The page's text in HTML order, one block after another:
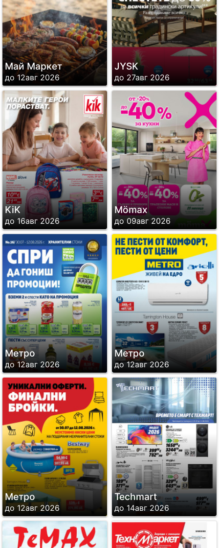
Май Маркет
до 12авг 2026
JYSK
до 27авг 2026
KiK
до 16авг 2026
Mömax
до 09авг 2026
Метро
до 12авг 2026
Метро
до 12авг 2026
Метро
до 12авг 2026
Techmart
до 14авг 2026